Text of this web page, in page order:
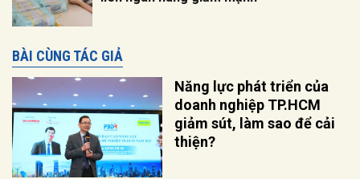
BÀI CÙNG TÁC GIẢ
Năng lực phát triển của
doanh nghiệp TP.HCM
giảm sút, làm sao để cải
thiện?